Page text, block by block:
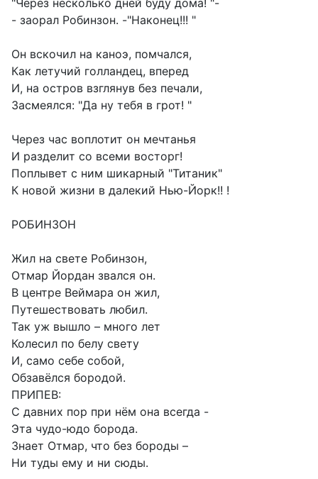
"Через несколько дней буду дома! "-
- заорал Робинзон. -"Наконец!!! "
Он вскочил на каноэ, помчался,
Как летучий голландец, вперед
И, на остров взглянув без печали,
Засмеялся: "Да ну тебя в грот! "
Через час воплотит он мечтанья
И разделит со всеми восторг!
Поплывет с ним шикарный "Титаник"
К новой жизни в далекий Нью-Йорк!! !
РОБИНЗОН
Жил на свете Робинзон,
Отмар Йордан звался он.
В центре Веймара он жил,
Путешествовать любил.
Так уж вышло – много лет
Колесил по белу свету
И, само себе собой,
Обзавёлся бородой.
ПРИПЕВ:
С давних пор при нём она всегда -
Эта чудо-юдо борода.
Знает Отмар, что без бороды –
Ни туды ему и ни сюды.